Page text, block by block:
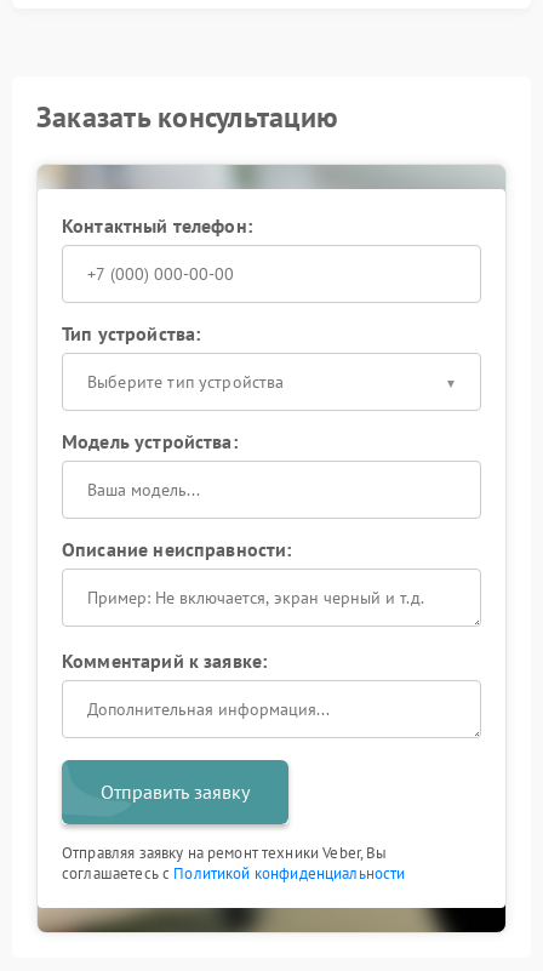
Заказать консультацию
Контактный телефон:
Тип устройства:
Выберите тип устройства
Модель устройства:
Описание неисправности:
Комментарий к заявке:
Отправить заявку
Отправляя заявку на ремонт техники Veber, Вы
соглашаетесь с Политикой конфиденциальности